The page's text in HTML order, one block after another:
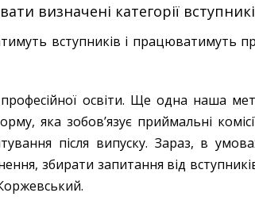
визначені категорії
вступників і працюватимуть
освіти. Ще одна наша
яка зобов’язує приймальні
після випуску. Зараз, в
збирати запитання від вступників